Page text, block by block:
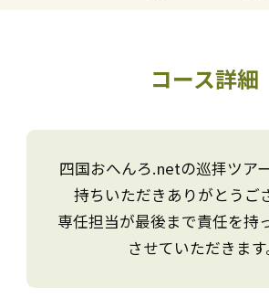
コース詳細
四国おへんろ.netの巡拝ツア
持ちいただきありがとうご
専任担当が最後まで責任を持
させていただきます